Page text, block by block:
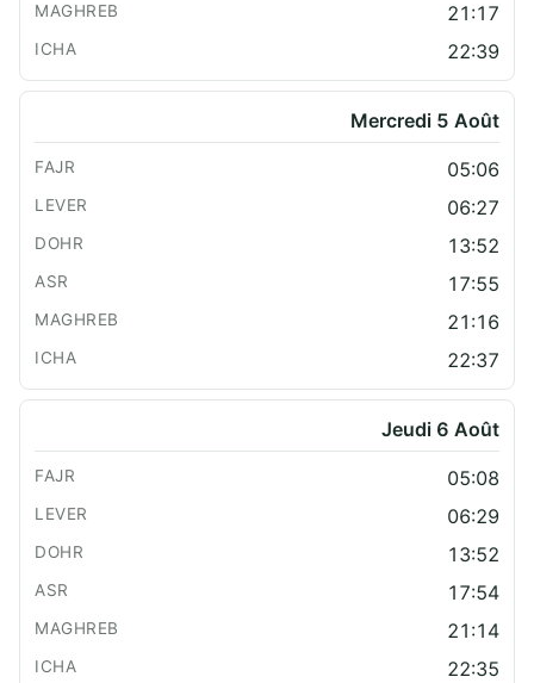
21:17
22:39
Mercredi 5 Août
05:06
06:27
13:52
17:55
21:16
22:37
Jeudi 6 Août
05:08
06:29
13:52
17:54
21:14
22:35